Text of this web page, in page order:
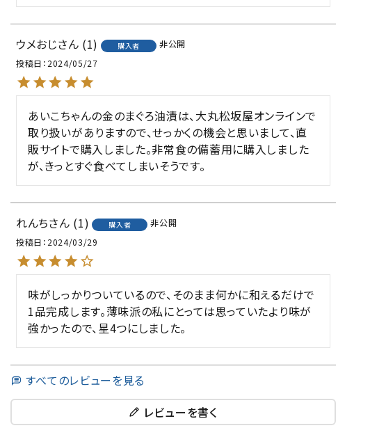
ウメおじ 1 購入者
非公開
投稿日 2024/05/27
あいこちゃんの金のまぐろ油漬は、大丸松坂屋オンラインで
取り扱いがありますので、せっかくの機会と思いまして、直
販サイトで購入しました。非常食の備蓄用に購入しました
が、きっとすぐ食べてしまいそうです。
れんち 1 購入者
非公開
投稿日 2024/03/29
味がしっかりついているので、そのまま何かに和えるだけで
1品完成します。薄味派の私にとっては思っていたより味が
強かったので、星4つにしました。
すべてのレビューを見る
レビューを書く